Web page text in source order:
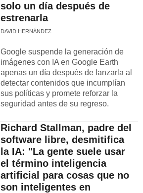
solo un día después de
estrenarla
DAVID HERNÁNDEZ
Google suspende la generación de
imágenes con IA en Google Earth
apenas un día después de lanzarla al
detectar contenidos que incumplían
sus políticas y promete reforzar la
seguridad antes de su regreso.
Richard Stallman, padre del
software libre, desmitifica
la IA: "La gente suele usar
el término inteligencia
artificial para cosas que no
son inteligentes en